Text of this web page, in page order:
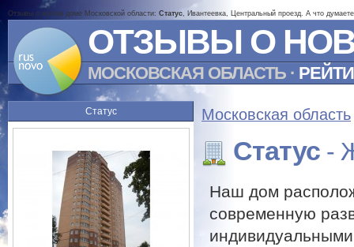
Отзывы о жилом доме Московской области: Статус, Ивантеевка, Центральный проезд. А что
ОТЗЫВЫ О
МОСКОВСКАЯ ОБЛАСТЬ ·
Статус Московская область
Статус -
Наш дом
современную